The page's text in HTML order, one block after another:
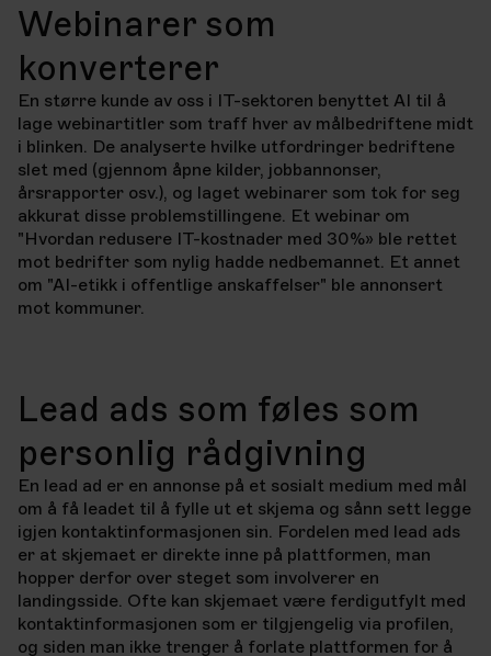
Webinarer som
konverterer
En større kunde av oss i IT-sektoren benyttet AI til å
lage webinartitler som traff hver av målbedriftene midt
i blinken. De analyserte hvilke utfordringer bedriftene
slet med (gjennom åpne kilder, jobbannonser,
årsrapporter osv.), og laget webinarer som tok for seg
akkurat disse problemstillingene. Et webinar om
"Hvordan redusere IT-kostnader med 30%» ble rettet
mot bedrifter som nylig hadde nedbemannet. Et annet
om "AI-etikk i offentlige anskaffelser" ble annonsert
mot kommuner.
Lead ads som føles som
personlig rådgivning
En lead ad er en annonse på et sosialt medium med mål
om å få leadet til å fylle ut et skjema og sånn sett legge
igjen kontaktinformasjonen sin. Fordelen med lead ads
er at skjemaet er direkte inne på plattformen, man
hopper derfor over steget som involverer en
landingsside. Ofte kan skjemaet være ferdigutfylt med
kontaktinformasjonen som er tilgjengelig via profilen,
og siden man ikke trenger å forlate plattformen for å